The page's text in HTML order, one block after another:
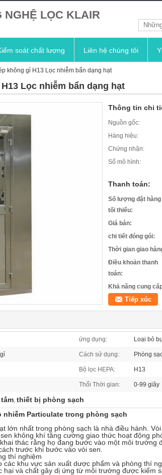
NGHỆ LỌC KLAIR
soát chất lượng Liên hệ chúng tôi
không gỉ H13 Lọc nhiễm bẩn dạng hạt
Lọc nhiễm bẩn dạng hạt
Thông tin chi
Nguồn gốc:
Hàng hiệu:
Chứng nhận:
Số mô hình:
Thanh toán:
Số lượng đặt hàng
tối thiểu:
Giá bán:
chi tiết đóng gói:
Thời gian giao
Điều khoản thanh
toán:
Khả năng cung
Tiếp xúc
ứng dụng: Loại bỏ
Cách sử dụng: Phòng
Bộ lọc HEPA: H13
Thổi Thời gian: 0-99 giây
, thiết bị phòng sạch
Particulate trong phòng sạch
lớn nhất trong phòng sạch là nhà điều hành.
không khí tăng cường giao thức hoạt động
thác rằng họ đang bước vào một môi trường
trước khi bước vào vòi sen.
thí nghiệm
khu vực sản xuất dược phẩm và phòng thí
và chất gây dị ứng từ môi trường được kiểm